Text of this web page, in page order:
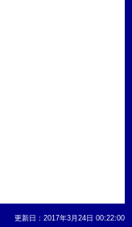
更新日：2017年3月24日 00:22:00